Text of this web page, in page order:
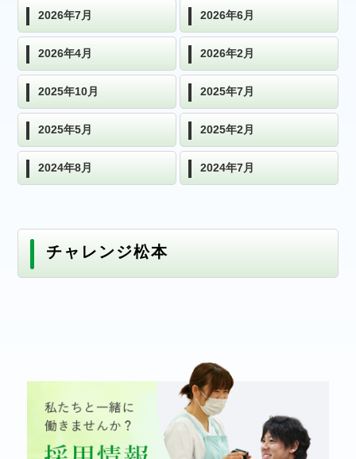
2026年7月 2026年6月
2026年4月 2026年2月
2025年10月 2025年7月
2025年5月 2025年2月
2024年8月 2024年7月
チャレンジ松本